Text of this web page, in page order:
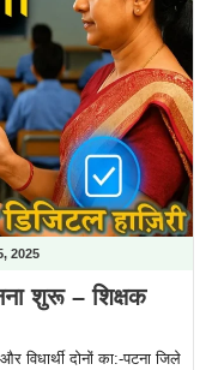
2025
शुरू – शिक्षक
दोनों का:-पटना जिले